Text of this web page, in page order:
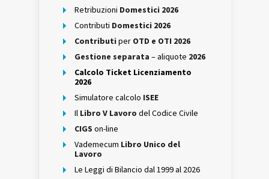
Retribuzioni Domestici 2026
Contributi Domestici 2026
Contributi per OTD e OTI 2026
Gestione separata – aliquote 2026
Calcolo Ticket Licenziamento
2026
Simulatore calcolo ISEE
Il Libro V Lavoro del Codice Civile
CIGS on-line
Vademecum Libro Unico del
Lavoro
Le Leggi di Bilancio dal 1999 al 2026